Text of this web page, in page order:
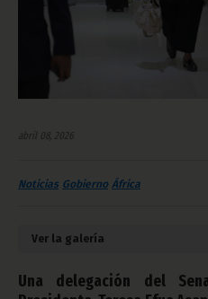
abril 08, 2026
Noticias Gobierno África
Ver la galería
Una delegación del